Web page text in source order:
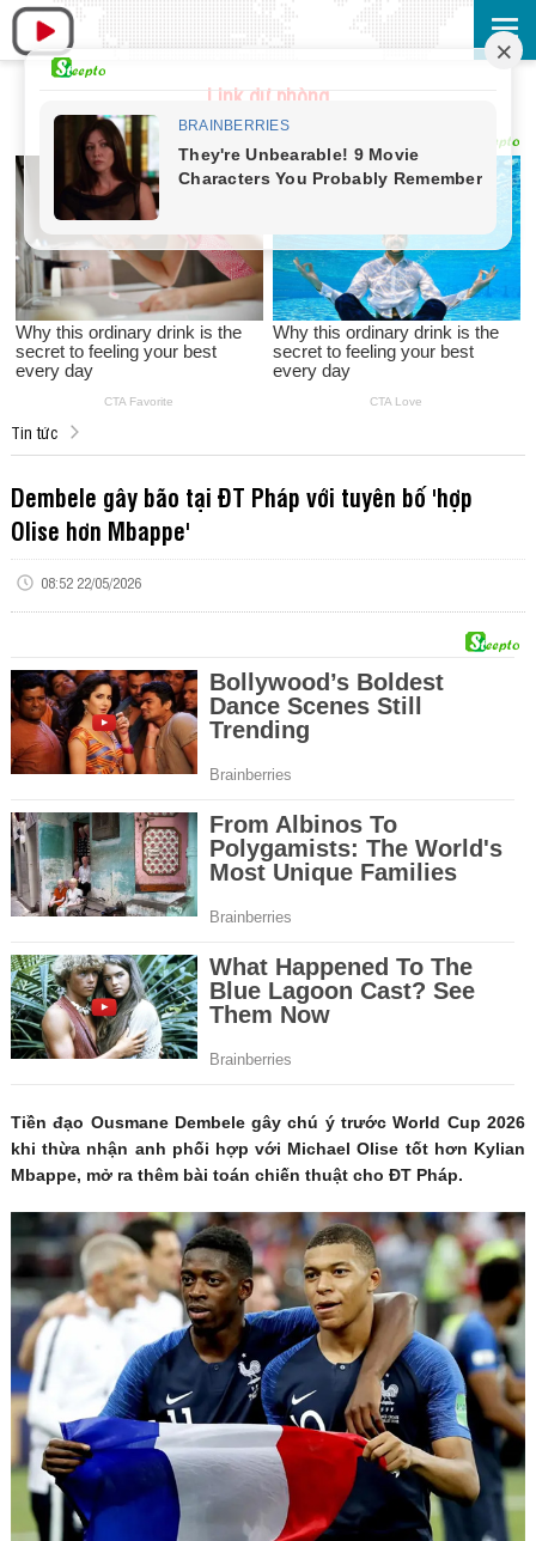
Link dự phòng
Tin tức
Dembele gây bão tại ĐT Pháp với tuyên bố 'hợp
Olise hơn Mbappe'
08:52 22/05/2026
Tiền đạo Ousmane Dembele gây chú ý trước World Cup 2026
khi thừa nhận anh phối hợp với Michael Olise tốt hơn Kylian
Mbappe, mở ra thêm bài toán chiến thuật cho ĐT Pháp.